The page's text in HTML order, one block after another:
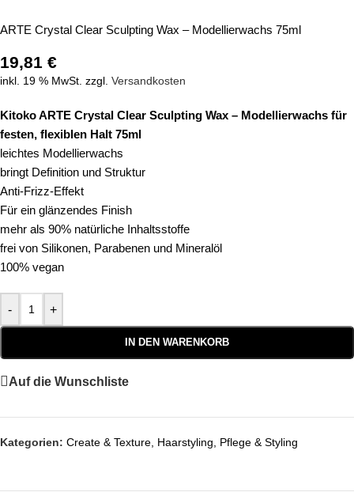
ARTE Crystal Clear Sculpting Wax – Modellierwachs 75ml
19,81 €
inkl. 19 % MwSt. zzgl. Versandkosten
Kitoko ARTE Crystal Clear Sculpting Wax – Modellierwachs für
festen, flexiblen Halt 75ml
leichtes Modellierwachs
bringt Definition und Struktur
Anti-Frizz-Effekt
Für ein glänzendes Finish
mehr als 90% natürliche Inhaltsstoffe
frei von Silikonen, Parabenen und Mineralöl
100% vegan
- +
IN DEN WARENKORB
Auf die Wunschliste
Kategorien: Create & Texture Haarstyling Pflege & Styling